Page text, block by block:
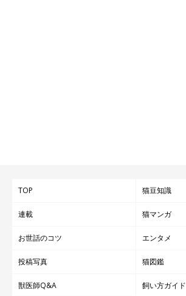
TOP 猫豆知識
連載 猫マンガ
お世話のコツ エンタメ
投稿写真 猫図鑑
獣医師Q&A 飼い方ガイド